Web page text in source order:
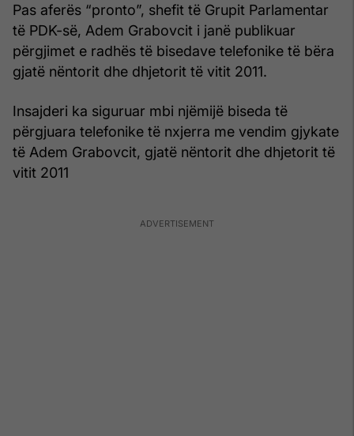
Pas aferës “pronto”, shefit të Grupit Parlamentar
të PDK-së, Adem Grabovcit i janë publikuar
përgjimet e radhës të bisedave telefonike të bëra
gjatë nëntorit dhe dhjetorit të vitit 2011.
Insajderi ka siguruar mbi njëmijë biseda të
përgjuara telefonike të nxjerra me vendim gjykate
të Adem Grabovcit, gjatë nëntorit dhe dhjetorit të
vitit 2011